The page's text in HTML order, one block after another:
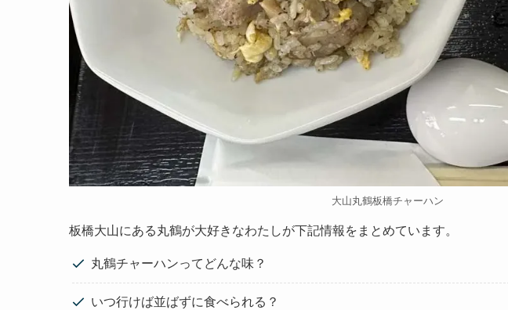
大山丸鶴板橋チャーハン
板橋大山にある丸鶴が大好きなわたしが下記情報をまとめています。
丸鶴チャーハンってどんな味？
いつ行けば並ばずに食べられる？